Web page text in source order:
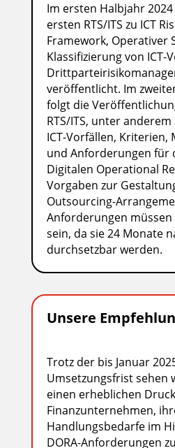
Im ersten Halbjahr
ersten RTS/ITS zu ICT
Framework, Operativer
Klassifizierung von ICT-
veröffentlicht. Im
folgt die
RTS/ITS, unter
ICT-Vorfällen, Kriterien,
und Anforderungen für
Digitalen Operational
Vorgaben zur
Outsourcing-
Anforderungen
sein, da sie 24 Monate
durchsetzbar werden.
Unsere
Trotz der bis Januar
Umsetzungsfrist sehen
einen erheblichen
Finanzunternehmen,
Handlungsbedarfe im
DORA-Anforderungen